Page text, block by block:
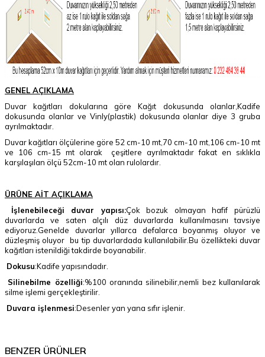
GENEL AÇIKLAMA
Duvar kağıtları dokularına göre Kağıt dokusunda olanlar,Kadife
dokusunda olanlar ve Vinly(plastik) dokusunda olanlar diye 3 gruba
ayrılmaktadır.
Duvar kağıtları ölçülerine göre 52 cm-10 mt,70 cm-10 mt,106 cm-10 mt
ve 106 cm-15 mt olarak çeşitlere ayrılmaktadır fakat en sıklıkla
karşılaşılan ölçü 52cm-10 mt olan rulolardır.
ÜRÜNE AİT AÇIKLAMA
İşlenebileceği duvar yapısı:Çok bozuk olmayan hafif pürüzlü
duvarlarda ve saten alçılı düz duvarlarda kullanılmasını tavsiye
ediyoruz.Genelde duvarlar yıllarca defalarca boyanmış oluyor ve
düzleşmiş oluyor bu tip duvarlardada kullanılabilir.Bu özellikteki duvar
kağıtları istenildiği takdirde boyanabilir.
Dokusu:Kadife yapısındadır.
Silinebilme özelliği:%100 oranında silinebilir,nemli bez kullanılarak
silme işlemi gerçekleştirilir.
Duvara işlenmesi:Desenler yan yana sıfır işlenir.
BENZER ÜRÜNLER